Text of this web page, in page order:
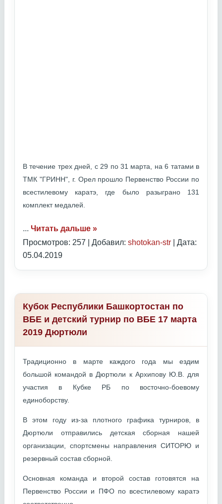
В течение трех дней, с 29 по 31 марта, на 6 татами в
ТМК "ГРИНН", г. Орел прошло Первенство России по
всестилевому каратэ, где было разыграно 131
комплект медалей.
... Читать дальше »
Просмотров: 257 | Добавил: shotokan-str | Дата:
05.04.2019
Кубок Республики Башкортостан по
ВБЕ и детский турнир по ВБЕ 17 марта
2019 Дюртюли
Традиционно в марте каждого года мы ездим
большой командой в Дюртюли к Архипову Ю.В. для
участия в Кубке РБ по восточно-боевому
единоборству.
В этом году из-за плотного графика турниров, в
Дюртюли отправились детская сборная нашей
организации, спортсмены направления СИТОРЮ и
резервный состав сборной.
Основная команда и второй состав готовятся на
Первенство России и ПФО по всестилевому каратэ